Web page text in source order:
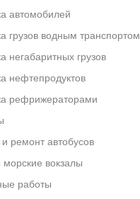
автомобилей
грузов водным транспортом
негабаритных грузов
нефтепродуктов
рефрижераторами
ремонт автобусов
вокзалы
работы